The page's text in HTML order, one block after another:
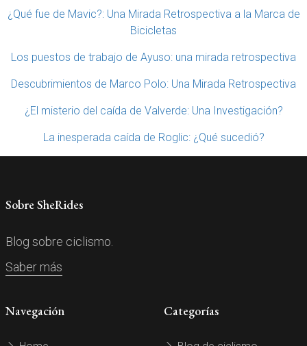
¿Qué fue de Mavic?: Una Mirada Retrospectiva a la Marca de
Bicicletas
Los puestos de trabajo de Ayuso: una mirada retrospectiva
Descubrimientos de Marco Polo: Una Mirada Retrospectiva
¿El misterio del caída de Valverde: Una Investigación?
La inesperada caída de Roglic: ¿Qué sucedió?
Sobre SheRides
Blog sobre ciclismo.
Saber más
Navegación Categorías